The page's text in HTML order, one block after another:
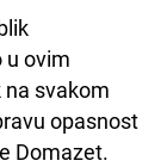
u ovim
svakom
opasnost
Domazet.